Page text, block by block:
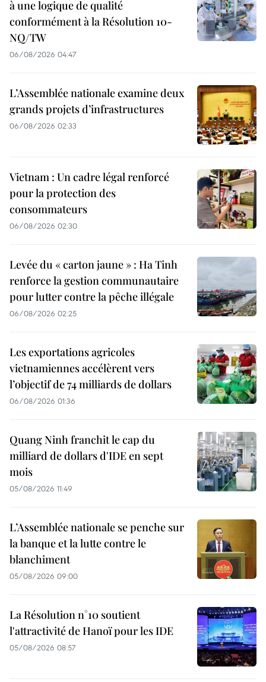
à une logique de qualité
conformément à la Résolution 10-
NQ/TW
06/08/2026 04:47
L’Assemblée nationale examine deux
grands projets d’infrastructures
06/08/2026 02:33
Vietnam : Un cadre légal renforcé
pour la protection des
consommateurs
06/08/2026 02:30
Levée du « carton jaune » : Ha Tinh
renforce la gestion communautaire
pour lutter contre la pêche illégale
06/08/2026 02:25
Les exportations agricoles
vietnamiennes accélèrent vers
l’objectif de 74 milliards de dollars
06/08/2026 01:36
Quang Ninh franchit le cap du
milliard de dollars d'IDE en sept
mois
05/08/2026 11:49
L’Assemblée nationale se penche sur
la banque et la lutte contre le
blanchiment
05/08/2026 09:00
La Résolution n°10 soutient
l'attractivité de Hanoï pour les IDE
05/08/2026 08:57